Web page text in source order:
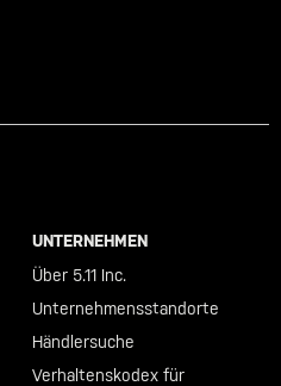
UNTERNEHMEN
Über 5.11 Inc.
Unternehmensstandorte
Händlersuche
Verhaltenskodex für